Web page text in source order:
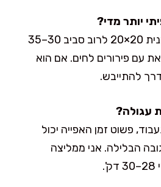
בודקים מוקדם: בתבנית 20×20 לרוב סביב 30–35
עם פירורים לחים. אם הוא
להתייבש.
24 ס"מ תעבוד, פשוט זמן האפייה יכול
הבלילה. אני ממליצה